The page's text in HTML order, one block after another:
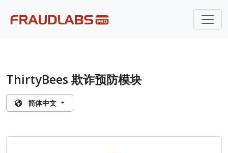
ThirtyBees 欺诈预防模块
简体中文